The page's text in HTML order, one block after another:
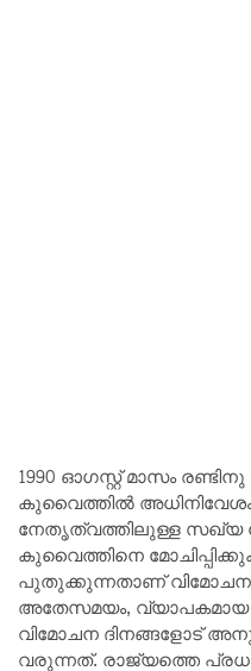
1990 ഓഗസ്റ്റ് മാസം
കുവൈത്തിൽ
നേതൃത്വത്തിലുള്ള സഖ്യ
കുവൈത്തിനെ
പുതുക്കുന്നതാണ് വിമോചന
അതേസമയം, വ്യാപകമായ
വിമോചന ദിനങ്ങളോട്
വരുന്നത്. രാജ്യത്തെ